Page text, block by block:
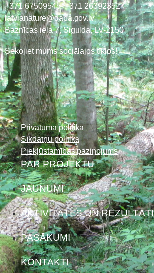
+371 67509545,+371 26392352
latvianature@daba.gov.lv
Baznīcas iela 7, Sigulda, LV-2150
Sekojiet mums sociālajos tīklos!
Privātuma politika
Sīkdatņu politika
Piekļūstamības paziņojums
PAR PROJEKTU
JAUNUMI
AKTIVITĀTES UN REZULTĀTI
PASĀKUMI
KONTAKTI